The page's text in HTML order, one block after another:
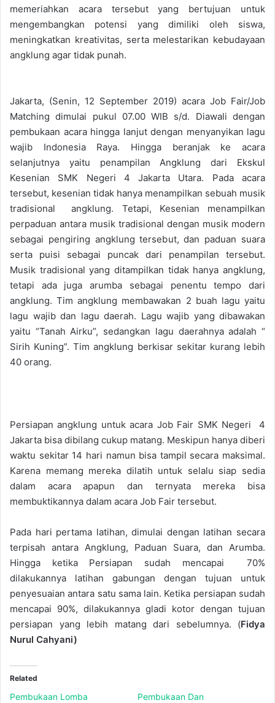
memeriahkan acara tersebut yang bertujuan untuk
mengembangkan potensi yang dimiliki oleh siswa,
meningkatkan kreativitas, serta melestarikan kebudayaan
angklung agar tidak punah.
Jakarta, (Senin, 12 September 2019) acara Job Fair/Job
Matching dimulai pukul 07.00 WIB s/d. Diawali dengan
pembukaan acara hingga lanjut dengan menyanyikan lagu
wajib Indonesia Raya. Hingga beranjak ke acara
selanjutnya yaitu penampilan Angklung dari Ekskul
Kesenian SMK Negeri 4 Jakarta Utara. Pada acara
tersebut, kesenian tidak hanya menampilkan sebuah musik
tradisional angklung. Tetapi, Kesenian menampilkan
perpaduan antara musik tradisional dengan musik modern
sebagai pengiring angklung tersebut, dan paduan suara
serta puisi sebagai puncak dari penampilan tersebut.
Musik tradisional yang ditampilkan tidak hanya angklung,
tetapi ada juga arumba sebagai penentu tempo dari
angklung. Tim angklung membawakan 2 buah lagu yaitu
lagu wajib dan lagu daerah. Lagu wajib yang dibawakan
yaitu “Tanah Airku”, sedangkan lagu daerahnya adalah “
Sirih Kuning”. Tim angklung berkisar sekitar kurang lebih
40 orang.
Persiapan angklung untuk acara Job Fair SMK Negeri 4
Jakarta bisa dibilang cukup matang. Meskipun hanya diberi
waktu sekitar 14 hari namun bisa tampil secara maksimal.
Karena memang mereka dilatih untuk selalu siap sedia
dalam acara apapun dan ternyata mereka bisa
membuktikannya dalam acara Job Fair tersebut.
Pada hari pertama latihan, dimulai dengan latihan secara
terpisah antara Angklung, Paduan Suara, dan Arumba.
Hingga ketika Persiapan sudah mencapai 70%
dilakukannya latihan gabungan dengan tujuan untuk
penyesuaian antara satu sama lain. Ketika persiapan sudah
mencapai 90%, dilakukannya gladi kotor dengan tujuan
persiapan yang lebih matang dari sebelumnya. (Fidya
Nurul Cahyani)
Related
Pembukaan Lomba
Pembukaan Dan